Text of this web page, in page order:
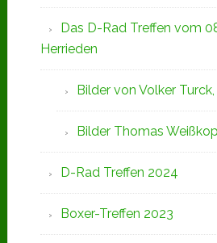
Das D-Rad Treffen vom
Herrieden
Bilder von Volker
Bilder Thomas
D-Rad Treffen 2024
Boxer-Treffen 2023